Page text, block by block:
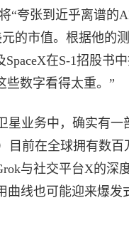
“夸张到近乎离谱
元的市值。根据他的
SpaceX在S-1招股
些数字看得太重。”
星业务中，确实有
前在全球拥有数百
与社交平台X的深
曲线也可能迎来爆发